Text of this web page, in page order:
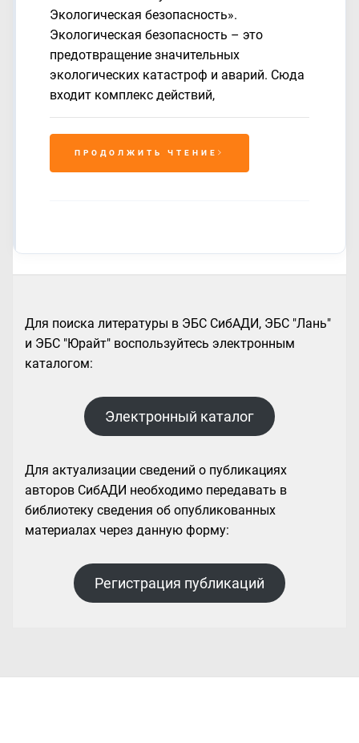
Экологическая безопасность».
Экологическая безопасность – это
предотвращение значительных
экологических катастроф и аварий. Сюда
входит комплекс действий,
ПРОДОЛЖИТЬ ЧТЕНИЕ
Для поиска литературы в ЭБС СибАДИ, ЭБС "Лань"
и ЭБС "Юрайт" воспользуйтесь электронным
каталогом:
Электронный каталог
Для актуализации сведений о публикациях
авторов СибАДИ необходимо передавать в
библиотеку сведения об опубликованных
материалах через данную форму:
Регистрация публикаций